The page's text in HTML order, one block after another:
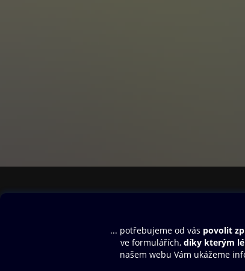
Aplikace a hry
SMS/MMS Info
Blog
Dárkový